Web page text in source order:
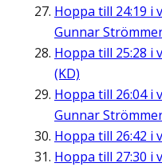
Hoppa till 24:19 i
Gunnar
Hoppa till 25:28 i
(KD)
Hoppa till 26:04i
Gunnar
Hoppa till 26:42 i
Hoppa till 27:30 i